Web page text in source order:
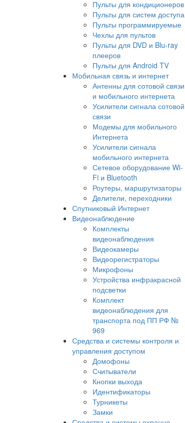
Пульты для кондиционеров
Пульты для систем доступа
Пульты программируемые
Чехлы для пультов
Пульты для DVD и Blu-ray
плееров
Пульты для Android TV
Мобильная связь и интернет
Антенны для сотовой связи
и мобильного интернета
Усилители сигнала сотовой
связи
Модемы для мобильного
Интернета
Усилители сигнала
мобильного интернета
Сетевое оборудование Wi-
Fi и Bluetooth
Роутеры, маршрутизаторы
Делители, переходники
Спутниковый Интернет
Видеонаблюдение
Комплекты
видеонаблюдения
Видеокамеры
Видеорегистраторы
Микрофоны
Устройства инфракрасной
подсветки
Комплект
видеонаблюдения для
транспорта под ПП РФ №
969
Средства и системы контроля и
управления доступом
Домофоны
Считыватели
Кнопки выхода
Идентификаторы
Турникеты
Замки